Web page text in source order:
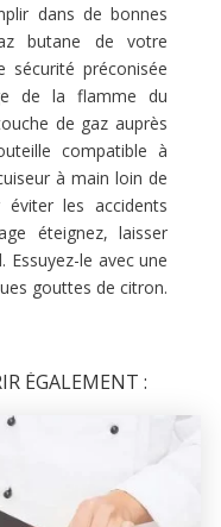
dans de bonnes
butane de votre
sécurité préconisée
de la flamme du
de gaz auprès
compatible à
à main loin de
les accidents
éteignez, laisser
Essuyez-le avec une
gouttes de citron.
ÉGALEMENT :